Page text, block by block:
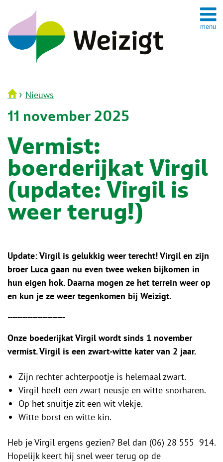
naar
inhoud
› Nieuws
11 november 2025
Vermist:
boerderijkat Virgil
(update: Virgil is
weer terug!)
Update: Virgil is gelukkig weer terecht! Virgil en zijn
broer Luca gaan nu even twee weken bijkomen in
hun eigen hok. Daarna mogen ze het terrein weer op
en kun je ze weer tegenkomen bij Weizigt.
-----------------------
Onze boederijkat Virgil wordt sinds 1 november
vermist. Virgil is een zwart-witte kater van 2 jaar.
Zijn rechter achterpootje is helemaal zwart.
Virgil heeft een zwart neusje en witte snorharen.
Op het snuitje zit een wit vlekje.
Witte borst en witte kin.
Heb je Virgil ergens gezien? Bel dan (06) 28 555 914.
Hopelijk keert hij snel weer terug op de